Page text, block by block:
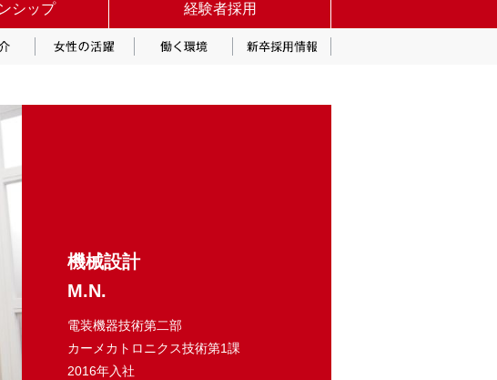
シップ 経験者採用
社員紹介 女性の活躍 働く環境
機械設計
M.N.
電装機器技術第二部
カーメカトロニクス技術第1課
2016年入社